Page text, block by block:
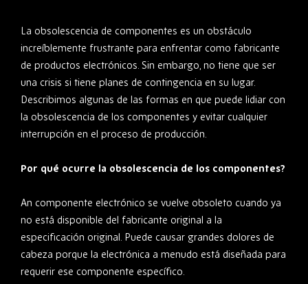
La obsolescencia de componentes es un obstáculo
increíblemente frustrante para enfrentar como fabricante
de productos electrónicos. Sin embargo, no tiene que ser
una crisis si tiene planes de contingencia en su lugar.
Describimos algunas de las formas en que puede lidiar con
la obsolescencia de los componentes y evitar cualquier
interrupción en el proceso de producción.
Por qué ocurre la obsolescencia de los componentes?
An componente electrónico se vuelve obsoleto cuando ya
no está disponible del fabricante original a la
especificación original. Puede causar grandes dolores de
cabeza porque la electrónica a menudo está diseñada para
requerir ese componente específico.